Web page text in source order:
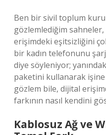
Ben bir sivil toplum
gözlemlediğim
erişimdeki eşitsizliğini
bir kadın telefonunu şarj
diye söyleniyor;
paketini kullanarak
gözlem bile, dijital
farkının nasıl kendini
Kablosuz Ağ ve